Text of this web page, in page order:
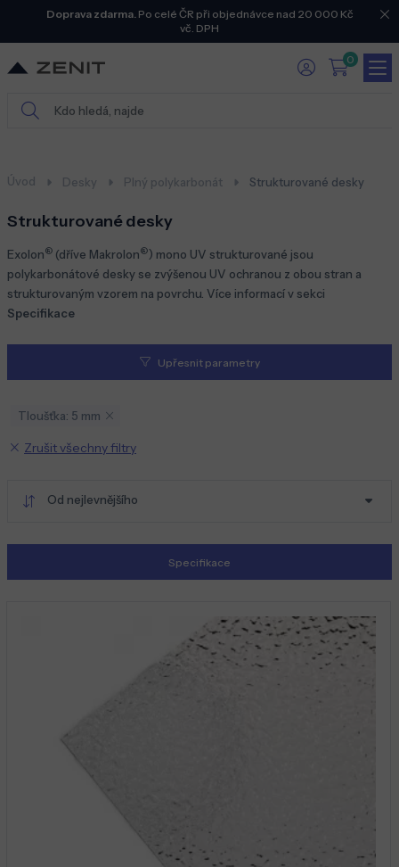
Doprava zdarma.Po celé ČR při objednávce nad 20 000 Kč
vč. DPH
0
Úvod Desky Plný polykarbonát Strukturované desky
Strukturované desky
Exolon® (dříve Makrolon®) mono UV strukturované jsou
polykarbonátové desky se zvýšenou UV ochranou z obou stran a
strukturovaným vzorem na povrchu. Více informací v sekci
Specifikace
Upřesnit parametry
Tloušťka: 5 mm
Zrušit všechny filtry
Od nejlevnějšího
Specifikace